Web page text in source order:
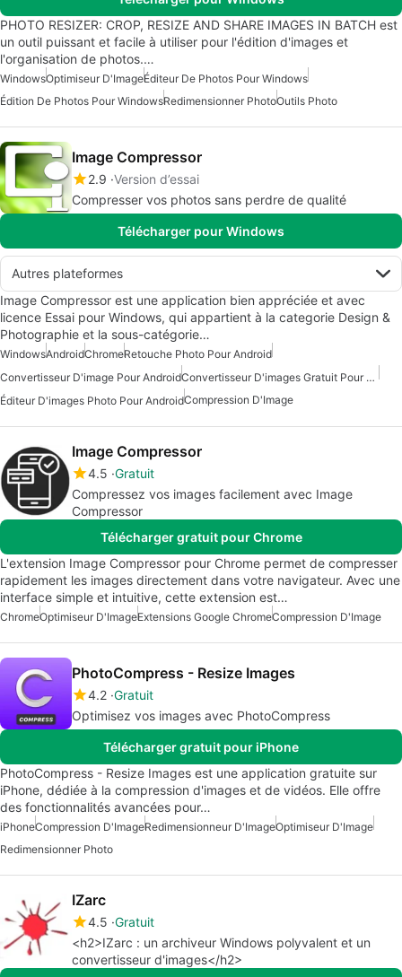
PHOTO RESIZER: CROP, RESIZE AND SHARE IMAGES IN BATCH est
un outil puissant et facile à utiliser pour l'édition d'images et
l'organisation de photos.…
WindowsOptimiseur D'ImageÉditeur De Photos Pour Windows
Édition De Photos Pour WindowsRedimensionner PhotoOutils Photo
Image Compressor
2.9 Version d’essai
Compresser vos photos sans perdre de qualité
Télécharger pour Windows
Autres plateformes
Image Compressor est une application bien appréciée et avec
licence Essai pour Windows, qui appartient à la categorie Design &
Photographie et la sous-catégorie…
WindowsAndroidChromeRetouche Photo Pour Android
Convertisseur D'image Pour Android
Convertisseur D'images Gratuit Pour Android
Éditeur D'images Photo Pour AndroidCompression D'Image
Image Compressor
4.5 Gratuit
Compressez vos images facilement avec Image
Compressor
Télécharger gratuit pour Chrome
L'extension Image Compressor pour Chrome permet de compresser
rapidement les images directement dans votre navigateur. Avec une
interface simple et intuitive, cette extension est…
ChromeOptimiseur D'ImageExtensions Google ChromeCompression D'Image
PhotoCompress - Resize Images
4.2 Gratuit
Optimisez vos images avec PhotoCompress
Télécharger gratuit pour iPhone
PhotoCompress - Resize Images est une application gratuite sur
iPhone, dédiée à la compression d'images et de vidéos. Elle offre
des fonctionnalités avancées pour…
iPhoneCompression D'ImageRedimensionneur D'ImageOptimiseur D'Image
Redimensionner Photo
IZarc
4.5 Gratuit
<h2>IZarc : un archiveur Windows polyvalent et un
convertisseur d'images</h2>